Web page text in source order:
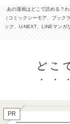
あの漫画はどこで読める？
（コミックシーモア、ブッ
ック、U-NEXT、LINEマンガ
どこ
PR